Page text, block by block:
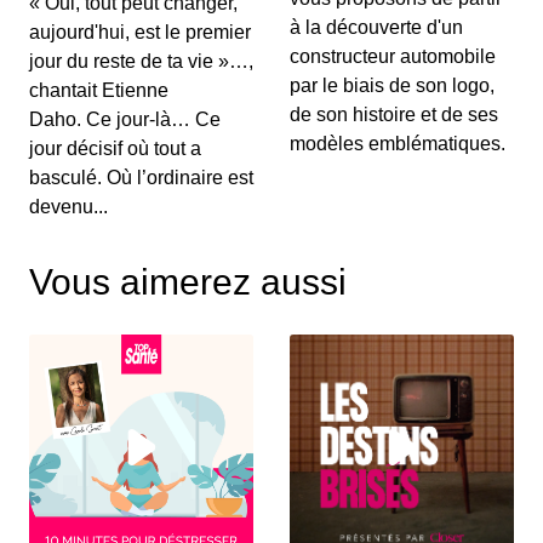
00:03:15 - IL Y A 6 ANS
Au menu de ce vendredi&nbsp;: l’essai du
Renault Captur hybride rechargeable, la Suzuki...
S12E130: L'actu auto du 02 juillet 2020
00:03:25 - IL Y A 6 ANS
Le Grenadier, c’est un peu le successeur du
S12E129: L'actu auto du 1er juillet 2020
Le Volkswagen Tiguan s’offre un nouveau look et
de nouvelles motorisations. On fait le p...
S12E128: L'actu auto du 30 juin 2020
00:03:12 - IL Y A 6 ANS
Pleins feux en ce mardi sur la nouvelle Citroën
C4. On parlera également des 110 km/h su...
aujourd'hui, est le premier
jour du reste de ta vie »…,
chantait Etienne
Daho. Ce jour-là… Ce
jour décisif où tout a
basculé. Où l’ordinaire est
devenu...
à la découverte d'un
constructeur automobile
par le biais de son logo,
de son histoire et de ses
modèles emblématiques.
Vous aimerez aussi